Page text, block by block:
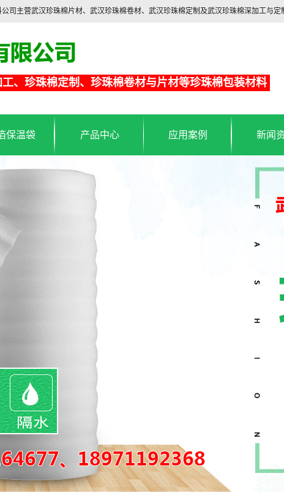
司主营武汉珍珠棉片材、武汉珍珠棉卷材、武汉珍珠棉定制及武汉珍珠棉深加工与定
、珍珠棉定制、珍珠棉卷材与片材等珍珠棉包装材料
保温袋 产品中心
珍珠棉包装材料
珍珠棉片材
珍珠棉卷材
铝箔保温袋
EVA泡棉
PE泡棉
纸箱定做
应用案例 新闻
武汉珍珠棉
武汉珍珠